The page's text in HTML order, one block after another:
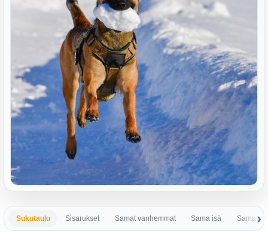
Sukutaulu Sisarukset Samat vanhemmat Sama isä Sama